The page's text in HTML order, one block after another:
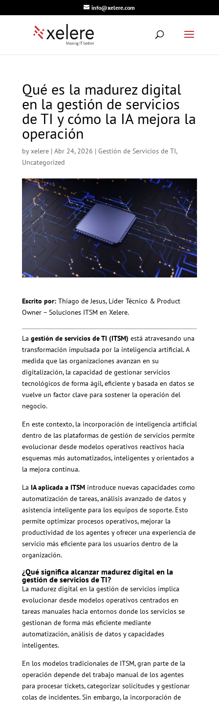
info@xelere.com
Qué es la madurez digital
en la gestión de servicios
de TI y cómo la IA mejora la
operación
byxelere| Abr 24, 2026 | Gestión de Servicios de TI,
Uncategorized
Escrito por: Thiago de Jesus, Líder Técnico & Product
Owner – Soluciones ITSM en Xelere.
La gestión de servicios de TI (ITSM) está atravesando una
transformación impulsada por la inteligencia artificial. A
medida que las organizaciones avanzan en su
digitalización, la capacidad de gestionar servicios
tecnológicos de forma ágil, eficiente y basada en datos se
vuelve un factor clave para sostener la operación del
negocio.
En este contexto, la incorporación de inteligencia artificial
dentro de las plataformas de gestión de servicios permite
evolucionar desde modelos operativos reactivos hacia
esquemas más automatizados, inteligentes y orientados a
la mejora continua.
La IA aplicada a ITSMintroduce nuevas capacidades como
automatización de tareas, análisis avanzado de datos y
asistencia inteligente para los equipos de soporte. Esto
permite optimizar procesos operativos, mejorar la
productividad de los agentes y ofrecer una experiencia de
servicio más eficiente para los usuarios dentro de la
organización.
¿Qué significa alcanzar madurez digital en la
gestión de servicios de TI?
La madurez digital en la gestión de servicios implica
evolucionar desde modelos operativos centrados en
tareas manuales hacia entornos donde los servicios se
gestionan de forma más eficiente mediante
automatización, análisis de datos y capacidades
inteligentes.
En los modelos tradicionales de ITSM, gran parte de la
operación depende del trabajo manual de los agentes
para procesar tickets, categorizar solicitudes y gestionar
colas de incidentes. Sin embargo, la incorporación de